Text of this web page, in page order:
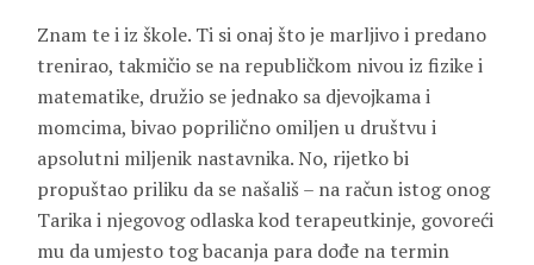
Znam te i iz škole. Ti si onaj što je marljivo i predano
trenirao, takmičio se na republičkom nivou iz fizike i
matematike, družio se jednako sa djevojkama i
momcima, bivao poprilično omiljen u društvu i
apsolutni miljenik nastavnika. No, rijetko bi
propuštao priliku da se našališ – na račun istog onog
Tarika i njegovog odlaska kod terapeutkinje, govoreći
mu da umjesto tog bacanja para dođe na termin